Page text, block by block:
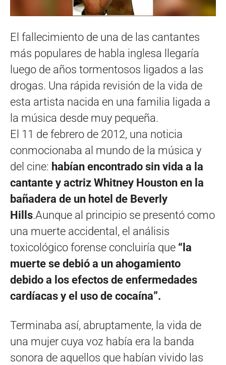
El fallecimiento de una de las cantantes
más populares de habla inglesa llegaría
luego de años tormentosos ligados a las
drogas. Una rápida revisión de la vida de
esta artista nacida en una familia ligada a
la música desde muy pequeña.
El 11 de febrero de 2012, una noticia
conmocionaba al mundo de la música y
del cine: habían encontrado sin vida a la
cantante y actriz Whitney Houston en la
bañadera de un hotel de Beverly
Hills.Aunque al principio se presentó como
una muerte accidental, el análisis
toxicológico forense concluiría que “la
muerte se debió a un ahogamiento
debido a los efectos de enfermedades
cardíacas y el uso de cocaína”.
Terminaba así, abruptamente, la vida de
una mujer cuya voz había era la banda
sonora de aquellos que habían vivido las